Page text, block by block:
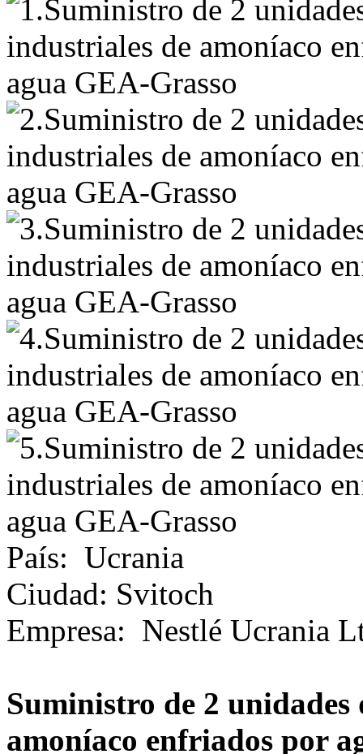
País: Ucrania
Ciudad: Svitoch
Empresa: Nestlé Ucrania
Suministro de 2
amoníaco enfriados por